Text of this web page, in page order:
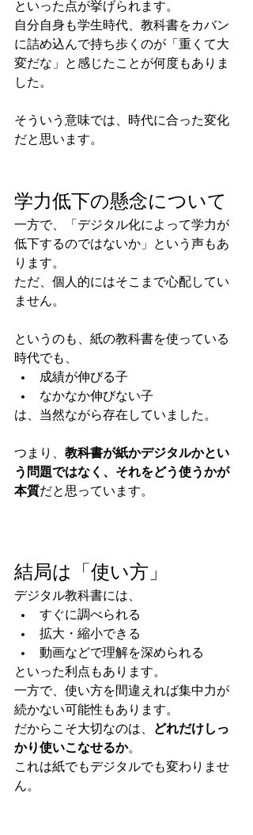
といった点が挙げられます。
自分自身も学生時代、教科書をカバン
に詰め込んで持ち歩くのが「重くて大
変だな」と感じたことが何度もありま
した。
そういう意味では、時代に合った変化
だと思います。
学力低下の懸念について
一方で、「デジタル化によって学力が
低下するのではないか」という声もあ
ります。
ただ、個人的にはそこまで心配してい
ません。
というのも、紙の教科書を使っている
時代でも、
成績が伸びる子
なかなか伸びない子
は、当然ながら存在していました。
つまり、 教科書が紙かデジタルかとい
う問題ではなく、それをどう使うかが
本質だと思っています。
結局は「使い方」
デジタル教科書には、
すぐに調べられる
拡大・縮小できる
動画などで理解を深められる
といった利点もあります。
一方で、使い方を間違えれば集中力が
続かない可能性もあります。
だからこそ大切なのは、
どれだけしっ
かり使いこなせるか。
これは紙でもデジタルでも変わりませ
ん。